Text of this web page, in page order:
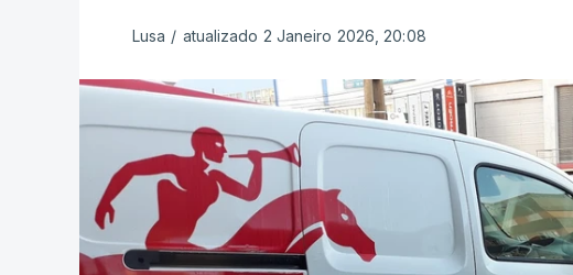
Lusa / atualizado 2 Janeiro 2026, 20:08